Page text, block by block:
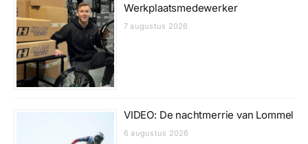
Werkplaatsmedewerker
7 augustus 2026
VIDEO: De nachtmerrie van Lommel
6 augustus 2026